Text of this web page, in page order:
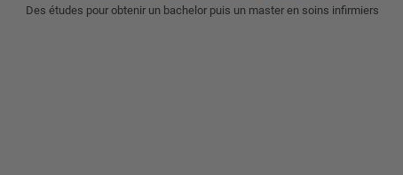
Des études pour obtenir un bachelor puis un master en soins infirmiers